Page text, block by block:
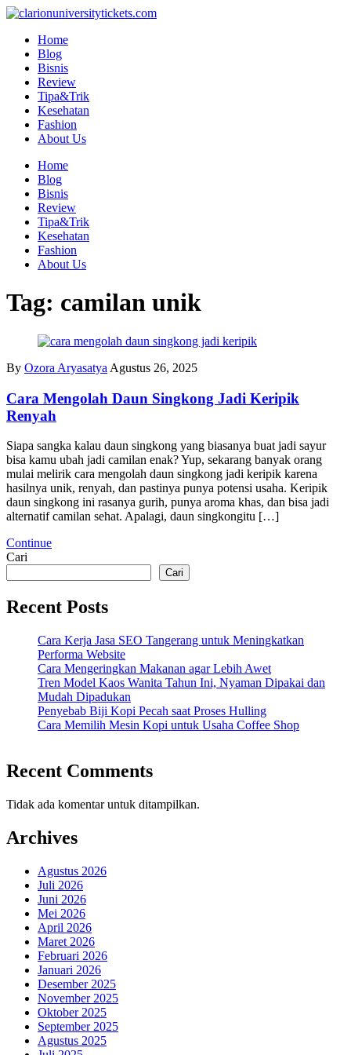
Skip
contentHome
Blog
Bisnis
Review
Tipa&Trik
Kesehatan
Fashion
About Us
Home
Blog
Bisnis
Review
Tipa&Trik
Kesehatan
Fashion
About Us
Tag: camilan unik
By Ozora Aryasatya Agustus 26, 2025
Cara Mengolah Daun Singkong Jadi Keripik
Renyah
Siapa sangka kalau daun singkong yang biasanya buat jadi sayur
bisa kamu ubah jadi camilan enak? Yup, sekarang banyak orang
mulai melirik cara mengolah daun singkong jadi keripik karena
hasilnya unik, renyah, dan pastinya punya potensi usaha. Keripik
daun singkong ini rasanya gurih, punya aroma khas, dan bisa jadi
alternatif camilan sehat. Apalagi, daun singkongitu […]
Continue
Cari
Cari
Recent Posts
Cara Kerja Jasa SEO Tangerang untuk Meningkatkan
Performa Website
Cara Mengeringkan Makanan agar Lebih Awet
Tren Model Kaos Wanita Tahun Ini, Nyaman Dipakai dan
Mudah Dipadukan
Penyebab Biji Kopi Pecah saat Proses Hulling
Cara Memilih Mesin Kopi untuk Usaha Coffee Shop
Recent Comments
Tidak ada komentar untuk ditampilkan.
Archives
Agustus 2026
Juli 2026
Juni 2026
Mei 2026
April 2026
Maret 2026
Februari 2026
Januari 2026
Desember 2025
November 2025
Oktober 2025
September 2025
Agustus 2025